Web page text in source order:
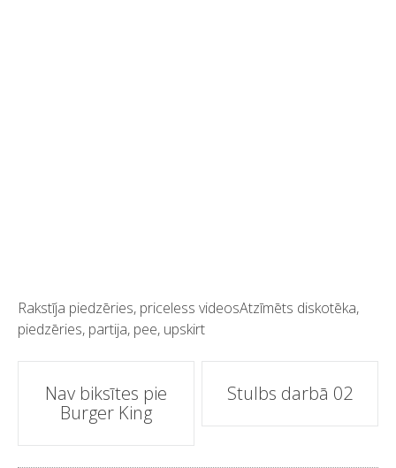
Rakstīja piedzēries, priceless videosAtzīmēts diskotēka,
piedzēries, partija, pee, upskirt
Ziņu
navigācija
Nav biksītes pie
Burger King
Stulbs darbā 02